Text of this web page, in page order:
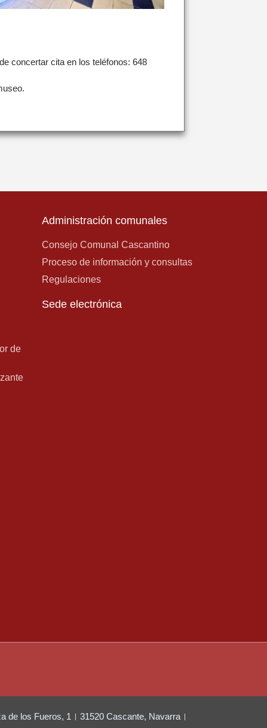
concertar cita en los teléfonos: 648
de
Administración comunales
Consejo Comunal Cascantino
Proceso de información y consultas
Regulaciones
Sede electrónica
de los Fueros, 1
31520 Cascante, Navarra